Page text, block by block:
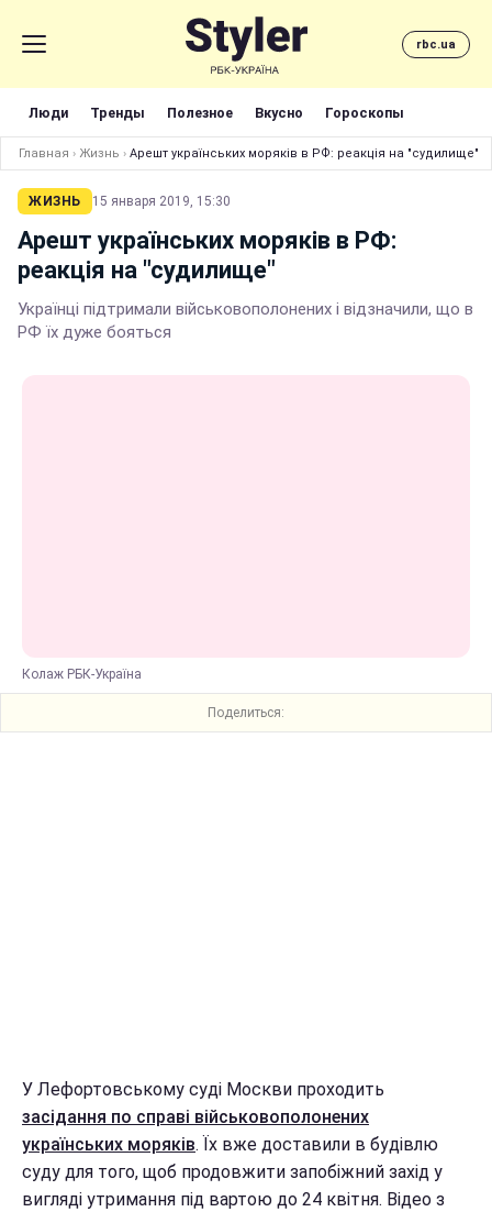
rbc.ua
Люди Тренды Полезное Вкусно Гороскопы
Главная › Жизнь › Арешт українських моряків в РФ: реакція на "судилище"
ЖИЗНЬ 15 января 2019, 15:30
Арешт українських моряків в РФ:
реакція на "судилище"
Українці підтримали військовополонених і відзначили, що в
РФ їх дуже бояться
Колаж РБК-Україна
Поделиться:
У Лефортовському суді Москви проходить
засідання по справі військовополонених
українських моряків. Їх вже доставили в будівлю
суду для того, щоб продовжити запобіжний захід у
вигляді утримання під вартою до 24 квітня. Відео з